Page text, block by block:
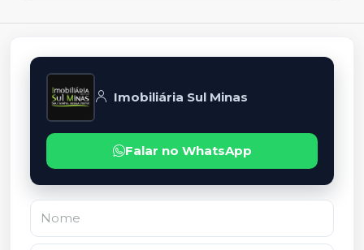
Imobiliária Sul Minas
Falar no WhatsApp